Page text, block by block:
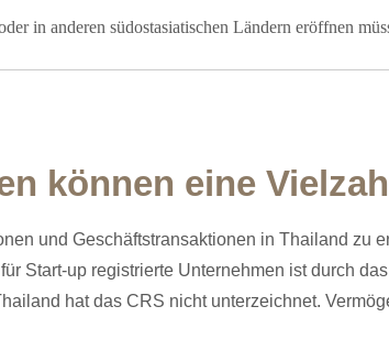
in anderen südostasiatischen Ländern eröffnen
können eine
und Geschäftstransaktionen in Thailand
Start-up registrierte Unternehmen ist durch
hat das CRS nicht unterzeichnet.